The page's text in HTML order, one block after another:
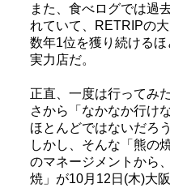
また、食べログでは過
れていて、RETRIPの
数年1位を獲り続ける
実力店だ。
正直、一度は行ってみ
さから「なかなか行け
ほとんどではないだろ
しかし、そんな「熊の
のマネージメントから
焼」が10月12日(木)大